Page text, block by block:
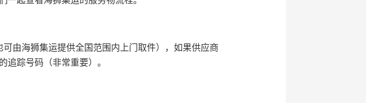
由海狮集运提供全国范围内上门取件），如果供应商
追踪号码（非常重要）。